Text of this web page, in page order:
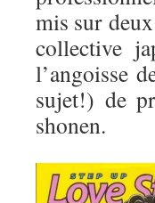
mis sur
collective
l’angoisse
sujet!) de
shonen.